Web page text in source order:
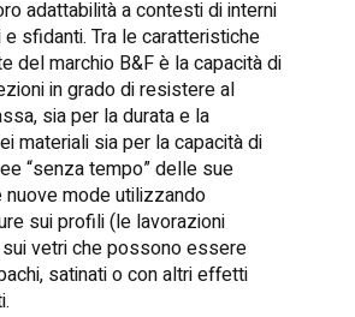
adattabilità a contesti di interni
sfidanti. Tra le caratteristiche
del marchio B&F è la capacità di
in grado di resistere al
sia per la durata e la
materiali sia per la capacità di
“senza tempo” delle sue
mode utilizzando
sui profili (le lavorazioni
vetri che possono essere
satinati o con altri effetti